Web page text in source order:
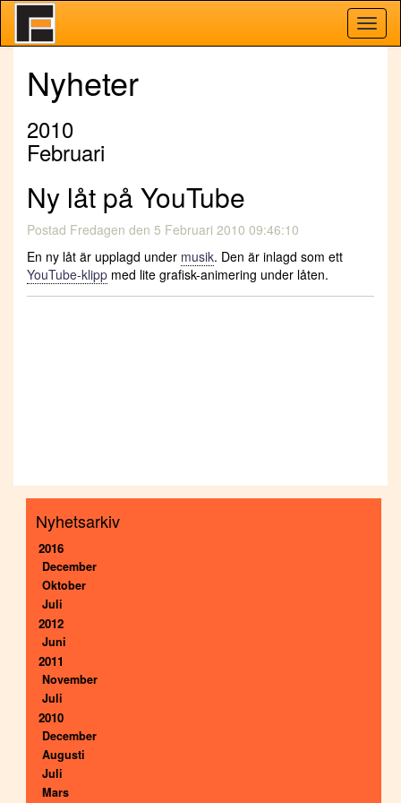
Nyheter
2010
Februari
Ny låt på YouTube
Postad Fredagen den 5 Februari 2010 09:46:10
En ny låt är upplagd under musik. Den är inlagd som ett
YouTube-klipp med lite grafisk-animering under låten.
Nyhetsarkiv
2016
December
Oktober
Juli
2012
Juni
2011
November
Juli
2010
December
Augusti
Juli
Mars